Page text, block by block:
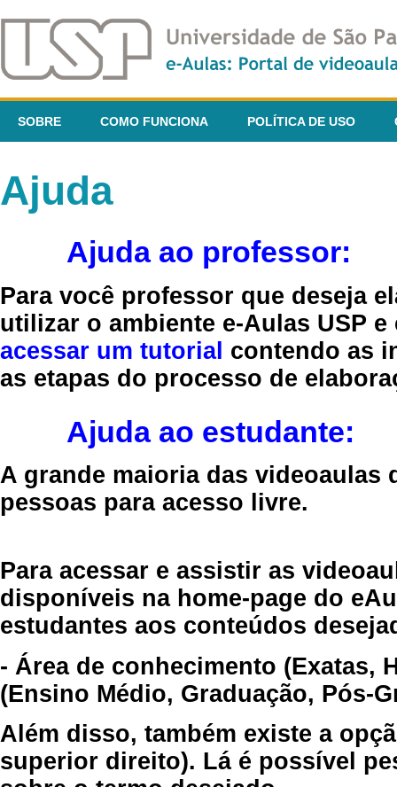
SOBRE COMO FUNCIONA POLÍTICA DE USO
Ajuda
Ajuda ao professor:
Para você professor que deseja
utilizar o ambiente e-Aulas USP
acessar um tutorial contendo as
as etapas do processo de
Ajuda ao estudante:
A grande maioria das videoaulas
pessoas para acesso livre.
Para acessar e assistir as
disponíveis na home-page do
estudantes aos conteúdos
- Área de conhecimento (Exatas,
(Ensino Médio, Graduação, Pós-
Além disso, também existe a
superior direito). Lá é possível